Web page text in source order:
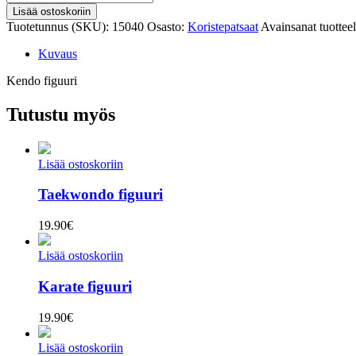
figuuri
määrä
Lisää ostoskoriin
Tuotetunnus (SKU): 15040 Osasto: Koristepatsaat Avainsanat
Kuvaus
Kendo figuuri
Tutustu myös
Lisää ostoskoriin
Taekwondo figuuri
19.90€
Lisää ostoskoriin
Karate figuuri
19.90€
Lisää ostoskoriin